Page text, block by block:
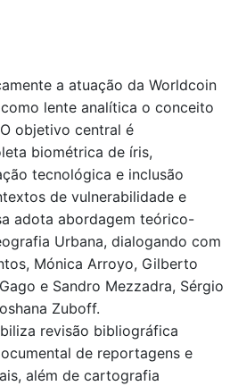
a atuação da Worldcoin
lente analítica o conceito
objetivo central é
biométrica de íris,
tecnológica e inclusão
de vulnerabilidade e
adota abordagem teórico-
Urbana, dialogando com
Mónica Arroyo, Gilberto
e Sandro Mezzadra, Sérgio
Zuboff.
revisão bibliográfica
de reportagens e
além de cartografia